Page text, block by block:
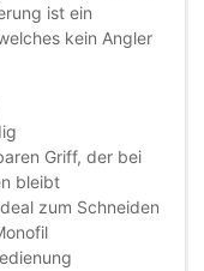
ist ein
kein Angler
Griff, der bei
bleibt
zum Schneiden